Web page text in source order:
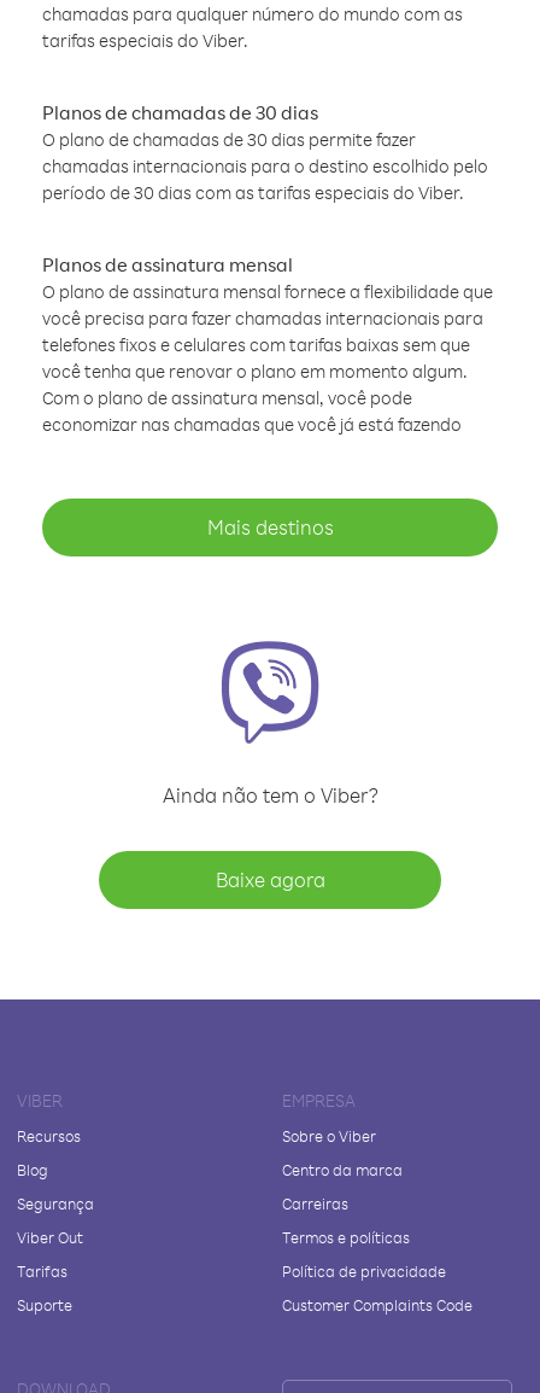
chamadas para qualquer número do mundo com as
tarifas especiais do Viber.
Planos de chamadas de 30 dias
O plano de chamadas de 30 dias permite fazer
chamadas internacionais para o destino escolhido pelo
período de 30 dias com as tarifas especiais do Viber.
Planos de assinatura mensal
O plano de assinatura mensal fornece a flexibilidade que
você precisa para fazer chamadas internacionais para
telefones fixos e celulares com tarifas baixas sem que
você tenha que renovar o plano em momento algum.
Com o plano de assinatura mensal, você pode
economizar nas chamadas que você já está fazendo
Mais destinos
Ainda não tem o Viber?
Baixe agora
VIBER
Recursos
Blog
Segurança
Viber Out
Tarifas
Suporte
EMPRESA
Sobre o Viber
Centro da marca
Carreiras
Termos e políticas
Política de privacidade
Customer Complaints Code
DOWNLOAD